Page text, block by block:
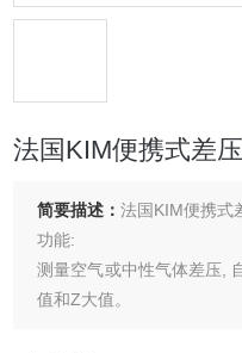
法国KIM便携式差
简要描述：法国KIM便携式
功能:
测量空气或中性气体差压,
值和Z大值。